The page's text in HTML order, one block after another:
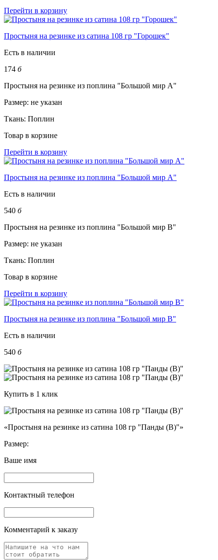
Перейти в корзину
Простыня на резинке из сатина 108 гр "Горошек"
Есть в наличии
174 б
Простыня на резинке из поплина "Большой мир А"
Размер: не указан
Ткань: Поплин
Товар в корзине
Перейти в корзину
Простыня на резинке из поплина "Большой мир А"
Есть в наличии
540 б
Простыня на резинке из поплина "Большой мир В"
Размер: не указан
Ткань: Поплин
Товар в корзине
Перейти в корзину
Простыня на резинке из поплина "Большой мир В"
Есть в наличии
540 б
Купить в 1 клик
«Простыня на резинке из сатина 108 гр "Панды (В)"»
Размер:
Ваше имя
Контактный телефон
Комментарий к заказу